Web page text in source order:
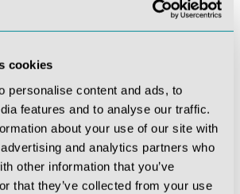
cookies
personalise content and ads, to
features and to analyse our traffic.
about your use of our site with
and analytics partners who
other information that you’ve
that they’ve collected from your use
Weibliches Genitalorgan